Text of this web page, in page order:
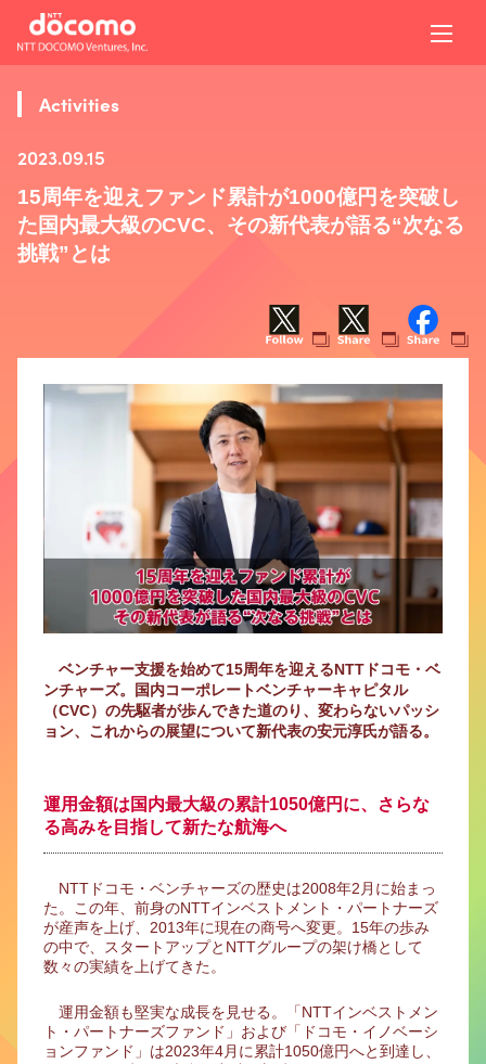
Activities
2023.09.15
15周年を迎えファンド累計が1000億円を突破し
た国内最大級のCVC、その新代表が語る“次なる
挑戦”とは
ベンチャー支援を始めて15周年を迎えるNTTドコモ・ベ
ンチャーズ。国内コーポレートベンチャーキャピタル
（CVC）の先駆者が歩んできた道のり、変わらないパッシ
ョン、これからの展望について新代表の安元淳氏が語る。
運用金額は国内最大級の累計1050億円に、さらな
る高みを目指して新たな航海へ
NTTドコモ・ベンチャーズの歴史は2008年2月に始まっ
た。この年、前身のNTTインベストメント・パートナーズ
が産声を上げ、2013年に現在の商号へ変更。15年の歩み
の中で、スタートアップとNTTグループの架け橋として
数々の実績を上げてきた。
運用金額も堅実な成長を見せる。「NTTインベストメン
ト・パートナーズファンド」および「ドコモ・イノベーシ
ョンファンド」は2023年4月に累計1050億円へと到達し、